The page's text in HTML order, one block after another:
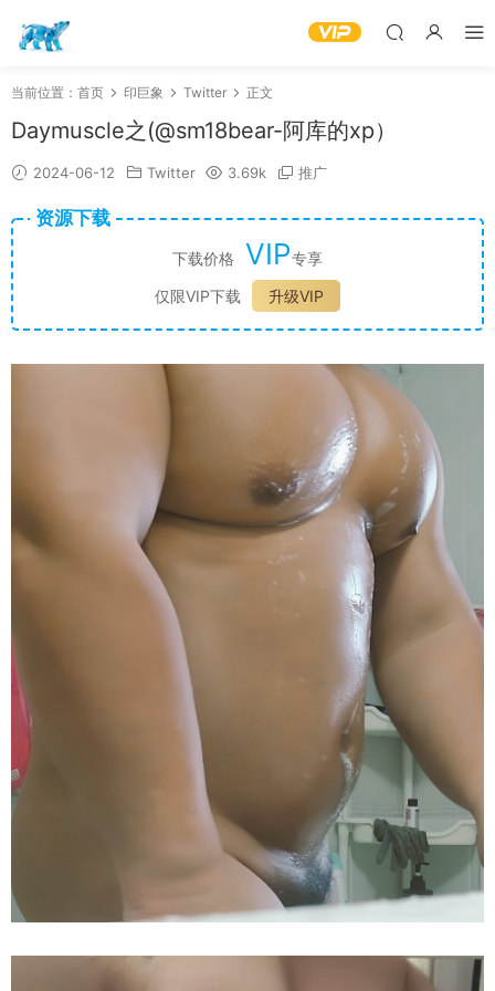
当前位置： 首页 印巨象 Twitter 正文
Daymuscle之(@sm18bear-阿库的xp）
2024-06-12 Twitter 3.69k 推广
资源下载
下载价格 VIP专享
仅限VIP下载
升级VIP